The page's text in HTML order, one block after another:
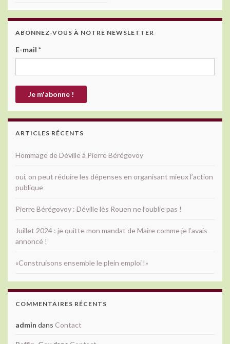
ABONNEZ-VOUS À NOTRE NEWSLETTER
E-mail *
ARTICLES RÉCENTS
Hommage de Déville à Pierre Bérégovoy
oui, on peut réduire les dépenses en organisant mieux l’action
publique
Pierre Bérégovoy : Déville lès Rouen ne l’oublie pas !
Juillet 2024 : je quitte mon mandat de Maire comme je l’avais
annoncé !
«Construisons ensemble le plein emploi !»
COMMENTAIRES RÉCENTS
admin dans Contact